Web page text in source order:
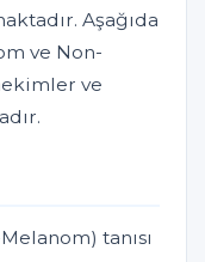
Aşağıda
ve Non-
ve
tanısı